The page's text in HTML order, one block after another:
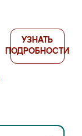
УЗНАТЬ
ПОДРОБНОСТИ